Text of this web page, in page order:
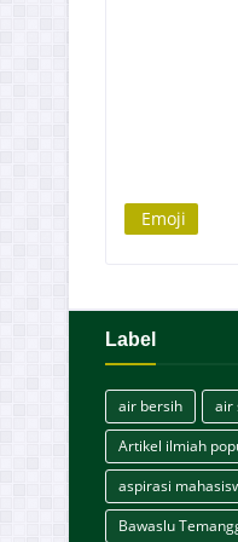
Emoji
Label
air bersih air
Artikel ilmiah
aspirasi
Bawaslu